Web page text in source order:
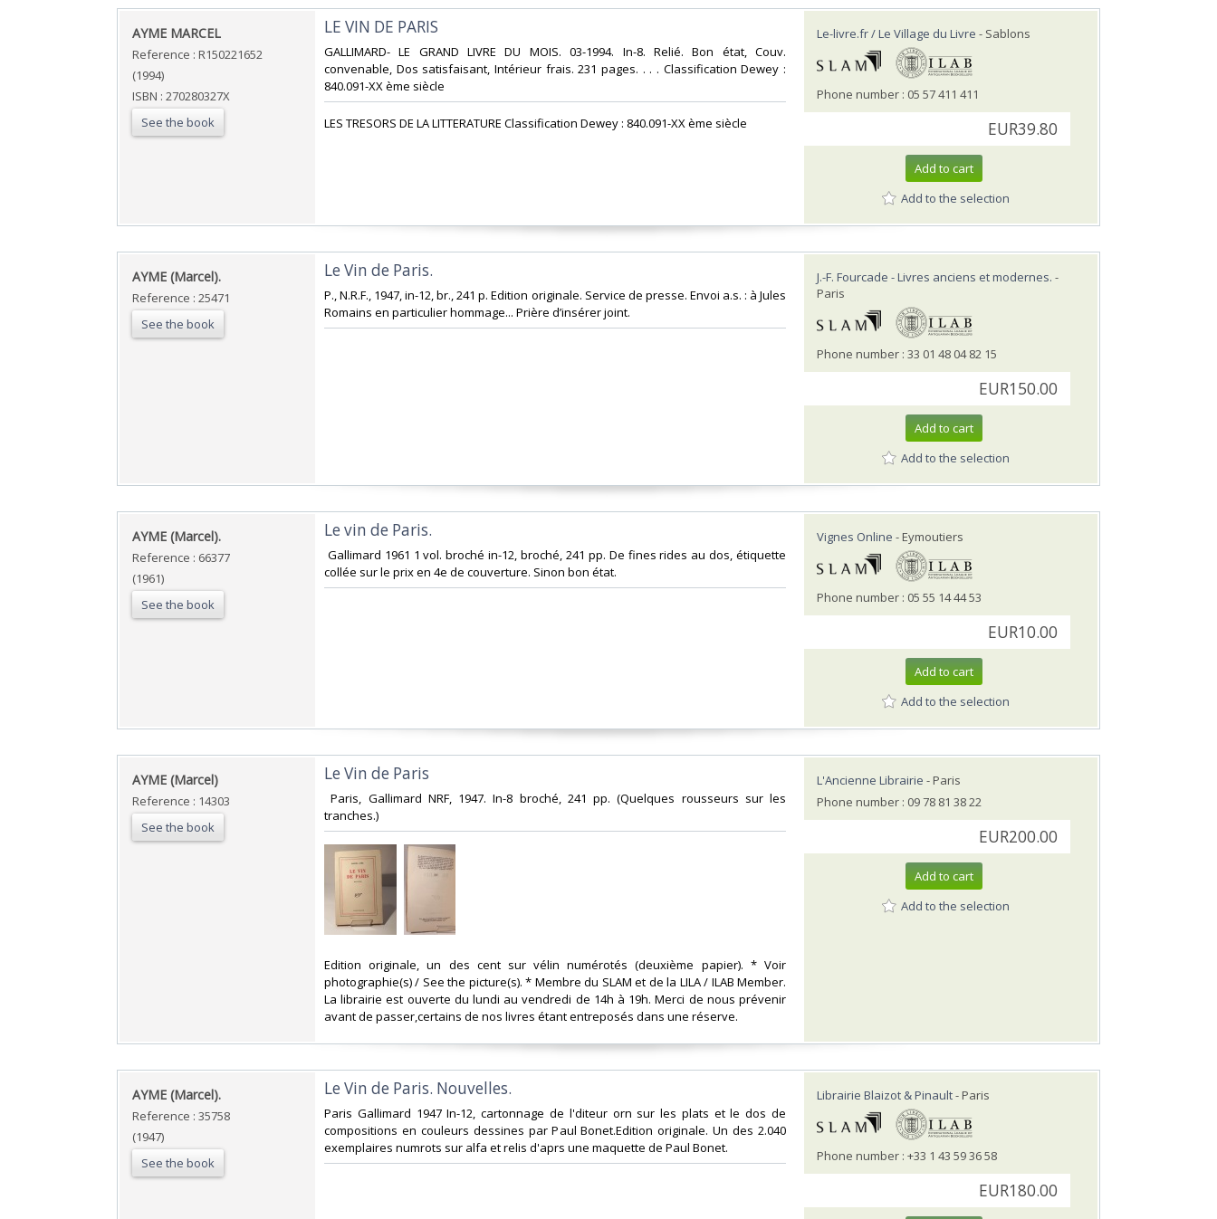
‎AYME MARCEL‎
Reference : R150221652
(1994)
ISBN : 270280327X
See the book
‎LE VIN DE PARIS‎
‎GALLIMARD- LE GRAND LIVRE DU MOIS. 03-1994. In-8. Relié. Bon état, Couv.
convenable, Dos satisfaisant, Intérieur frais. 231 pages. . . . Classification Dewey :
840.091-XX ème siècle‎
‎LES TRESORS DE LA LITTERATURE Classification Dewey : 840.091-XX ème siècle‎
Le-livre.fr / Le Village du Livre - Sablons
Phone number : 05 57 411 411
EUR39.80
Add to cart
Add to the selection
‎AYME (Marcel).‎
Reference : 25471
See the book
‎Le Vin de Paris.‎
‎P., N.R.F., 1947, in-12, br., 241 p. Edition originale. Service de presse. Envoi a.s. : à Jules
Romains en particulier hommage... Prière d’insérer joint.‎
J.-F. Fourcade - Livres anciens et modernes. -
Paris
Phone number : 33 01 48 04 82 15
EUR150.00
Add to cart
Add to the selection
‎AYME (Marcel).‎
Reference : 66377
(1961)
See the book
‎Le vin de Paris.‎
‎ Gallimard 1961 1 vol. broché in-12, broché, 241 pp. De fines rides au dos, étiquette
collée sur le prix en 4e de couverture. Sinon bon état.‎
Vignes Online - Eymoutiers
Phone number : 05 55 14 44 53
EUR10.00
Add to cart
Add to the selection
‎AYME (Marcel)‎
Reference : 14303
See the book
‎Le Vin de Paris‎
‎ Paris, Gallimard NRF, 1947. In-8 broché, 241 pp. (Quelques rousseurs sur les
tranches.) ‎
‎Edition originale, un des cent sur vélin numérotés (deuxième papier). * Voir
photographie(s) / See the picture(s). * Membre du SLAM et de la LILA / ILAB Member.
La librairie est ouverte du lundi au vendredi de 14h à 19h. Merci de nous prévenir
avant de passer,certains de nos livres étant entreposés dans une réserve. ‎
L'Ancienne Librairie - Paris
Phone number : 09 78 81 38 22
EUR200.00
Add to cart
Add to the selection
‎AYME (Marcel).‎
Reference : 35758
(1947)
See the book
‎Le Vin de Paris. Nouvelles.‎
‎Paris Gallimard 1947 In-12, cartonnage de l'diteur orn sur les plats et le dos de
compositions en couleurs dessines par Paul Bonet.Edition originale. Un des 2.040
exemplaires numrots sur alfa et relis d'aprs une maquette de Paul Bonet.‎
Librairie Blaizot & Pinault- Paris
Phone number : +33 1 43 59 36 58
EUR180.00